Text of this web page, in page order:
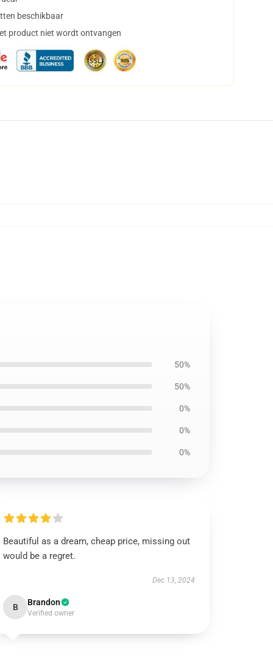
beschikbaar
product niet wordt ontvangen
50%
50%
0%
0%
0%
Beautiful as a dream, cheap price, missing out
would be a regret.
Dec 13, 2024
B Brandon
Verified owner